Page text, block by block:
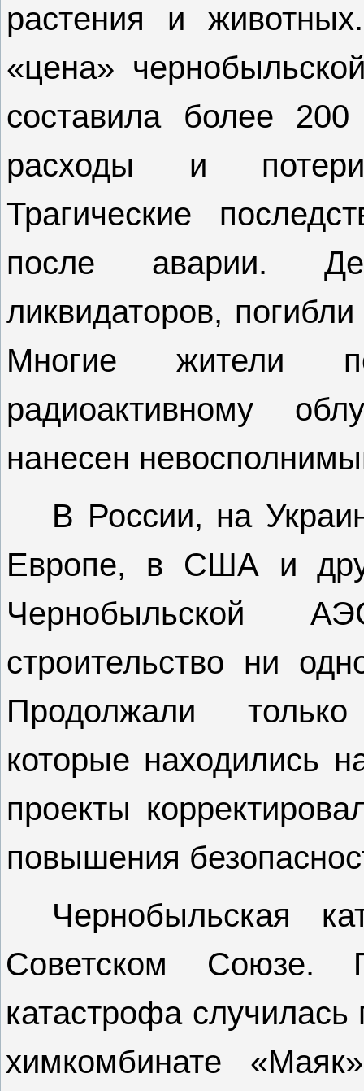
растения и
«цена»
составила более
расходы и потери
Трагические
после аварии.
ликвидаторов,
Многие жители
радиоактивному
нанесен
В России, на
Европе, в США и
Чернобыльской
строительство ни
Продолжали
которые находились
проекты
повышения
Чернобыльская
Советском Союзе.
катастрофа
химкомбинате